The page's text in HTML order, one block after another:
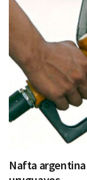
Nafta